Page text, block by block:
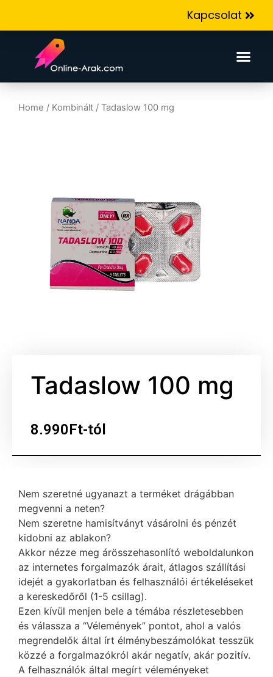
Kapcsolat
Home / Kombinált / Tadaslow 100 mg
Tadaslow 100 mg
8.990Ft-tól
Nem szeretné ugyanazt a terméket drágábban
megvenni a neten?
Nem szeretne hamisítványt vásárolni és pénzét
kidobni az ablakon?
Akkor nézze meg árösszehasonlító weboldalunkon
az internetes forgalmazók árait, átlagos szállítási
idejét a gyakorlatban és felhasználói értékeléseket
a kereskedőről (1-5 csillag).
Ezen kívül menjen bele a témába részletesebben
és válassza a “Vélemények” pontot, ahol a valós
megrendelők által írt élménybeszámolókat tesszük
közzé a forgalmazókról akár negatív, akár pozitív.
A felhasználók által megírt véleményeket